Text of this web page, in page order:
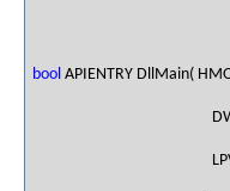
boolAPIENTRY DllMain(
DWORD
LPVOID